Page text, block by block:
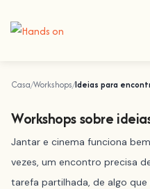
Casa Workshops Ideias para
Workshops sobre
Jantar e cinema funciona
vezes, um encontro precisa
tarefa partilhada, de algo